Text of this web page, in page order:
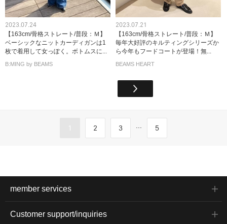
2023.07.24
【163cm/骨格ストレート/普段：Ｍ】
ベーシックなニットカーディガンは1
枚で着用して女っぽく。ボトムスに...
B:MING by BEAMS
2023.07.21
【163cm/骨格ストレート/普段：Ｍ】
毎年大好評のキルティングシリーズか
ら今年もフードコートが登場！無...
BEAMS HEART
1 2 3 ... 5
member services
Customer support/inquiries